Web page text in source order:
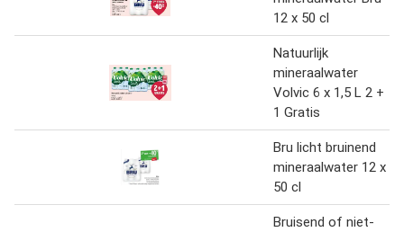
12 x 50 cl
Natuurlijk
mineraalwater
Volvic 6 x 1,5 L 2 +
1 Gratis
Bru licht bruinend
mineraalwater 12 x
50 cl
Bruisend of niet-